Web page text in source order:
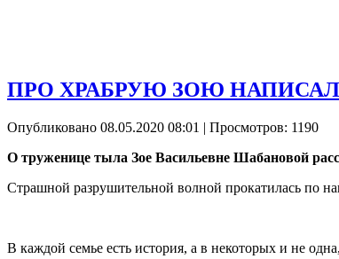
ПРО ХРАБРУЮ ЗОЮ
Опубликовано 08.05.2020 08:01 | Просмотров: 1190
О труженице тыла Зое Васильевне Шабановой
Страшной разрушительной волной прокатилась по
В каждой семье есть история, а в некоторых и не